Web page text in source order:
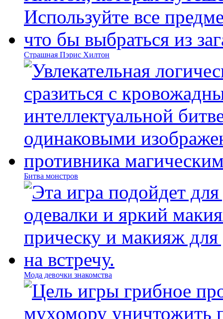
Страшная Пэрис Хилтон
Битва монстров
Мода девочки знакомства